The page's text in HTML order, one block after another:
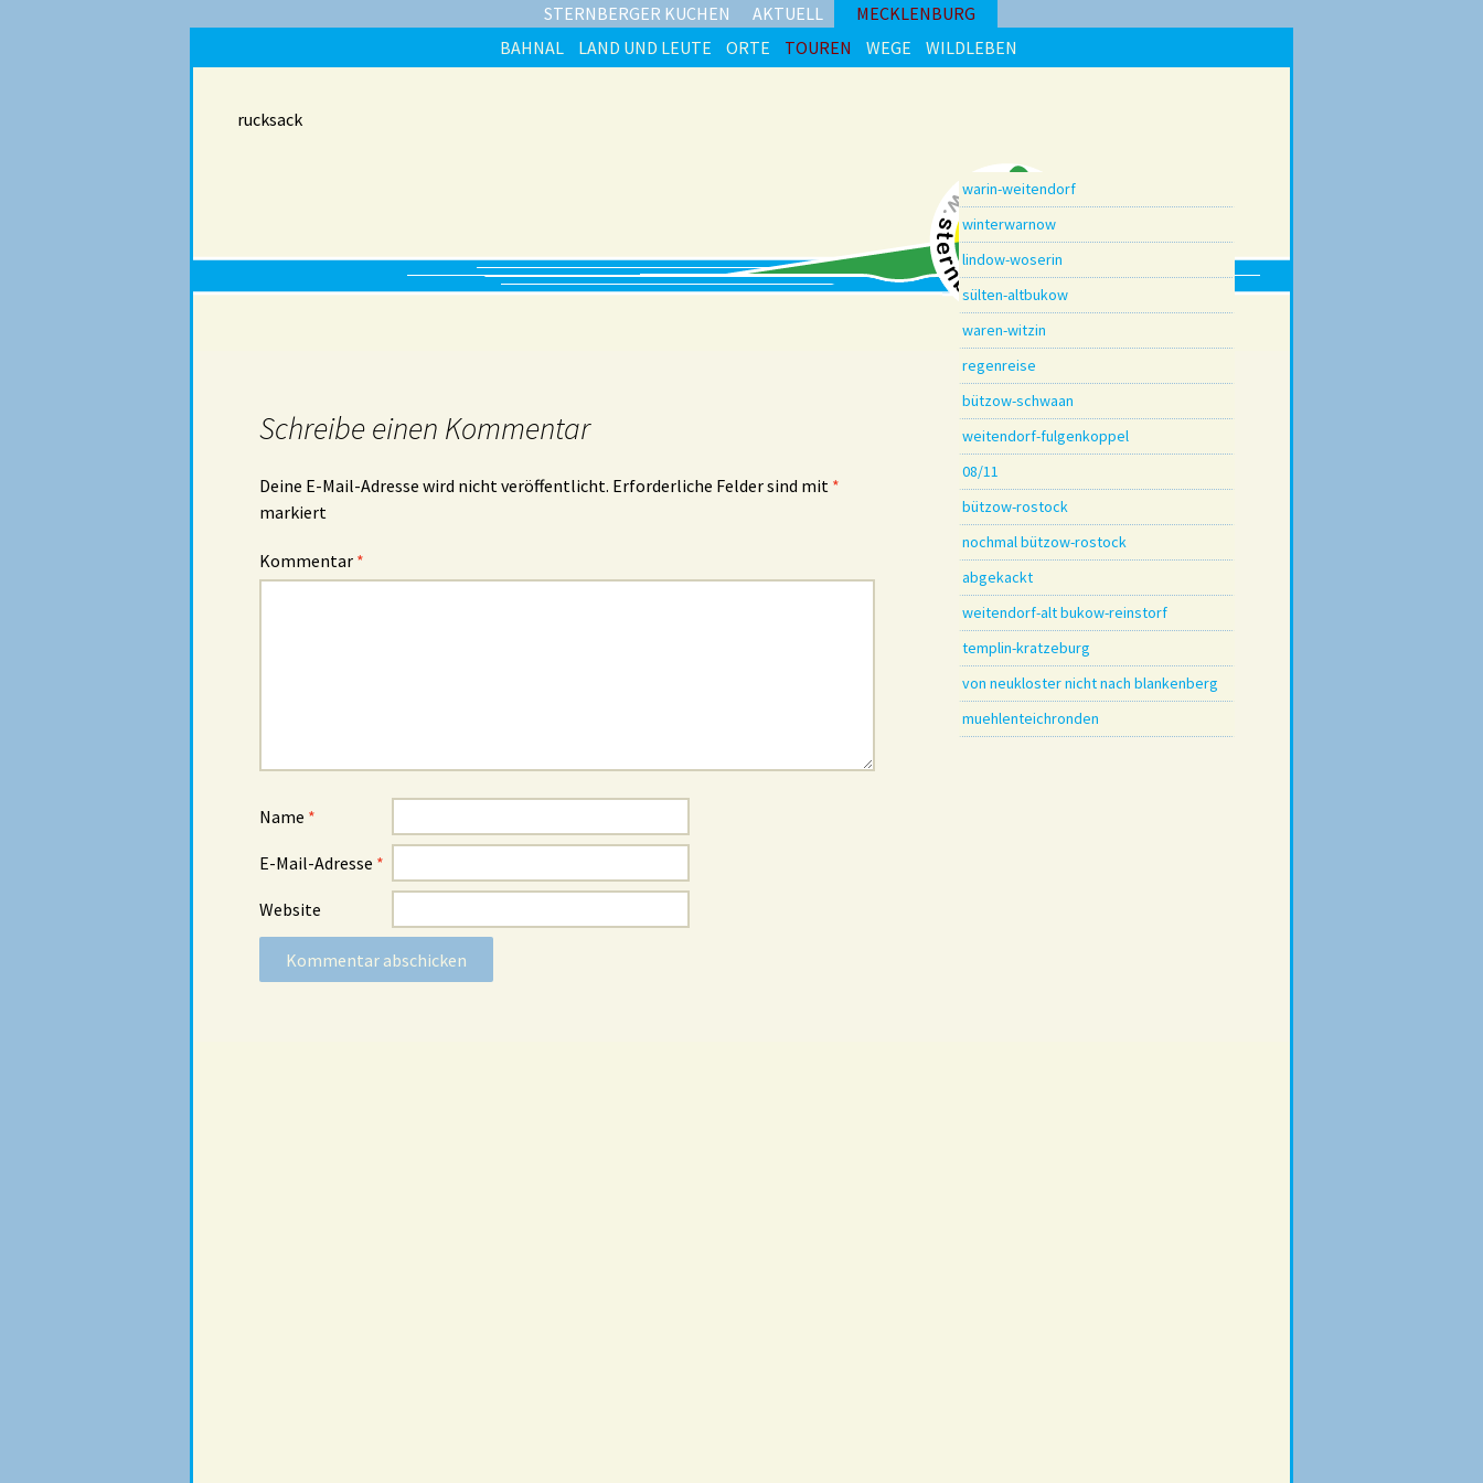
STERNBERGER KUCHEN AKTUELL
MECKLENBURG
BAHNAL
LAND UND LEUTE ORTE TOUREN WEGE WILDLEBEN
rucksack
Schreibe einen Kommentar
Deine E-Mail-Adresse wird nicht veröffentlicht. Erforderliche Felder sind mit *
markiert
Kommentar *
Name *
E-Mail-Adresse *
Website
warin-weitendorf
winterwarnow
lindow-woserin
sülten-altbukow
waren-witzin
regenreise
bützow-schwaan
weitendorf-fulgenkoppel
08/11
bützow-rostock
nochmal bützow-rostock
abgekackt
weitendorf-alt bukow-reinstorf
templin-kratzeburg
von neukloster nicht nach blankenberg
muehlenteichronden